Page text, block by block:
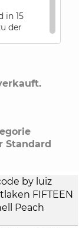
in 15
der
Standard